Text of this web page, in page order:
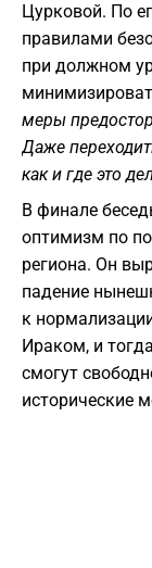
Цурковой. По
правилами
при должном
меры
Даже
как и где это
​В финале
оптимизм по
региона. Он
падение
к
Ираком, и
смогут
исторические